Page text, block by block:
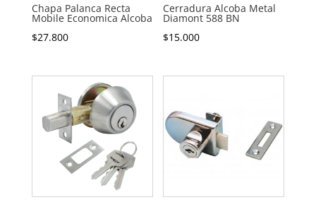
Chapa Palanca Recta
Mobile Economica Alcoba
$27.800
Cerradura Alcoba Metal
Diamont 588 BN
$15.000